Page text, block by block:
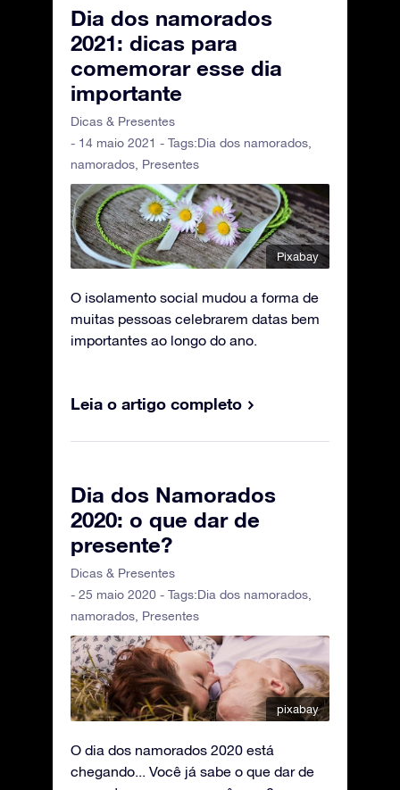
Dia dos namorados
2021: dicas para
comemorar esse dia
importante
Dicas & Presentes
- 14 maio 2021 - Tags:Dia dos namorados
namorados Presentes
Pixabay
O isolamento social mudou a forma de
muitas pessoas celebrarem datas bem
importantes ao longo do ano.
Leia o artigo completo
Dia dos Namorados
2020: o que dar de
presente?
Dicas & Presentes
- 25 maio 2020 - Tags:Dia dos namorados,
namorados, Presentes
pixabay
O dia dos namorados 2020 está
chegando... Você já sabe o que dar de